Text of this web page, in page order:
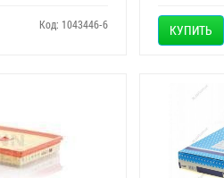
Код: 1043446-6 КУПИТЬ